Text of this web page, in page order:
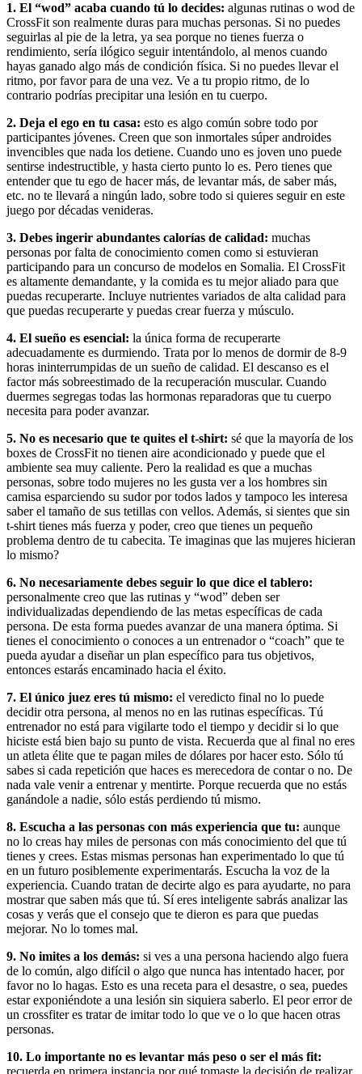
1. El “wod” acaba cuando tú lo decides: algunas rutinas o wod de
CrossFit son realmente duras para muchas personas. Si no puedes
seguirlas al pie de la letra, ya sea porque no tienes fuerza o
rendimiento, sería ilógico seguir intentándolo, al menos cuando
hayas ganado algo más de condición física. Si no puedes llevar el
ritmo, por favor para de una vez. Ve a tu propio ritmo, de lo
contrario podrías precipitar una lesión en tu cuerpo.
2. Deja el ego en tu casa: esto es algo común sobre todo por
participantes jóvenes. Creen que son inmortales súper androides
invencibles que nada los detiene. Cuando uno es joven uno puede
sentirse indestructible, y hasta cierto punto lo es. Pero tienes que
entender que tu ego de hacer más, de levantar más, de saber más,
etc. no te llevará a ningún lado, sobre todo si quieres seguir en este
juego por décadas venideras.
3. Debes ingerir abundantes calorías de calidad: muchas
personas por falta de conocimiento comen como si estuvieran
participando para un concurso de modelos en Somalia. El CrossFit
es altamente demandante, y la comida es tu mejor aliado para que
puedas recuperarte. Incluye nutrientes variados de alta calidad para
que puedas recuperarte y puedas crear fuerza y músculo.
4. El sueño es esencial: la única forma de recuperarte
adecuadamente es durmiendo. Trata por lo menos de dormir de 8-9
horas ininterrumpidas de un sueño de calidad. El descanso es el
factor más sobreestimado de la recuperación muscular. Cuando
duermes segregas todas las hormonas reparadoras que tu cuerpo
necesita para poder avanzar.
5. No es necesario que te quites el t-shirt: sé que la mayoría de los
boxes de CrossFit no tienen aire acondicionado y puede que el
ambiente sea muy caliente. Pero la realidad es que a muchas
personas, sobre todo mujeres no les gusta ver a los hombres sin
camisa esparciendo su sudor por todos lados y tampoco les interesa
saber el tamaño de sus tetillas con vellos. Además, si sientes que sin
t-shirt tienes más fuerza y poder, creo que tienes un pequeño
problema dentro de tu cabecita. Te imaginas que las mujeres hicieran
lo mismo?
6. No necesariamente debes seguir lo que dice el tablero:
personalmente creo que las rutinas y “wod” deben ser
individualizadas dependiendo de las metas específicas de cada
persona. De esta forma puedes avanzar de una manera óptima. Si
tienes el conocimiento o conoces a un entrenador o “coach” que te
pueda ayudar a diseñar un plan específico para tus objetivos,
entonces estarás encaminado hacia el éxito.
7. El único juez eres tú mismo: el veredicto final no lo puede
decidir otra persona, al menos no en las rutinas específicas. Tú
entrenador no está para vigilarte todo el tiempo y decidir si lo que
hiciste está bien bajo su punto de vista. Recuerda que al final no eres
un atleta élite que te pagan miles de dólares por hacer esto. Sólo tú
sabes si cada repetición que haces es merecedora de contar o no. De
nada vale venir a entrenar y mentirte. Porque recuerda que no estás
ganándole a nadie, sólo estás perdiendo tú mismo.
8. Escucha a las personas con más experiencia que tu: aunque
no lo creas hay miles de personas con más conocimiento del que tú
tienes y crees. Estas mismas personas han experimentado lo que tú
en un futuro posiblemente experimentarás. Escucha la voz de la
experiencia. Cuando tratan de decirte algo es para ayudarte, no para
mostrar que saben más que tú. Sí eres inteligente sabrás analizar las
cosas y verás que el consejo que te dieron es para que puedas
mejorar. No lo tomes mal.
9. No imites a los demás: si ves a una persona haciendo algo fuera
de lo común, algo difícil o algo que nunca has intentado hacer, por
favor no lo hagas. Esto es una receta para el desastre, o sea, puedes
estar exponiéndote a una lesión sin siquiera saberlo. El peor error de
un crossfiter es tratar de imitar todo lo que ve o lo que hacen otras
personas.
10. Lo importante no es levantar más peso o ser el más fit: